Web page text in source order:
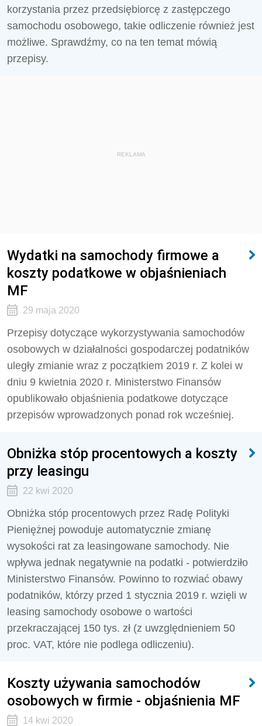
korzystania przez przedsiębiorcę z zastępczego
samochodu osobowego, takie odliczenie również jest
możliwe. Sprawdźmy, co na ten temat mówią
przepisy.
REKLAMA
Wydatki na samochody firmowe a
koszty podatkowe w objaśnieniach
MF
29 maja 2020
Przepisy dotyczące wykorzystywania samochodów
osobowych w działalności gospodarczej podatników
uległy zmianie wraz z początkiem 2019 r. Z kolei w
dniu 9 kwietnia 2020 r. Ministerstwo Finansów
opublikowało objaśnienia podatkowe dotyczące
przepisów wprowadzonych ponad rok wcześniej.
Obniżka stóp procentowych a koszty
przy leasingu
22 kwi 2020
Obniżka stóp procentowych przez Radę Polityki
Pieniężnej powoduje automatycznie zmianę
wysokości rat za leasingowane samochody. Nie
wpływa jednak negatywnie na podatki - potwierdziło
Ministerstwo Finansów. Powinno to rozwiać obawy
podatników, którzy przed 1 stycznia 2019 r. wzięli w
leasing samochody osobowe o wartości
przekraczającej 150 tys. zł (z uwzględnieniem 50
proc. VAT, które nie podlega odliczeniu).
Koszty używania samochodów
osobowych w firmie - objaśnienia MF
14 kwi 2020